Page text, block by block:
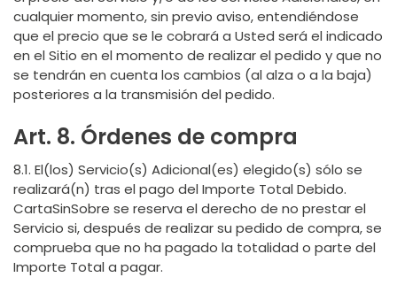
cualquier momento, sin previo aviso, entendiéndose
que el precio que se le cobrará a Usted será el indicado
en el Sitio en el momento de realizar el pedido y que no
se tendrán en cuenta los cambios (al alza o a la baja)
posteriores a la transmisión del pedido.
Art. 8. Órdenes de compra
8.1. El(los) Servicio(s) Adicional(es) elegido(s) sólo se
realizará(n) tras el pago del Importe Total Debido.
CartaSinSobre se reserva el derecho de no prestar el
Servicio si, después de realizar su pedido de compra, se
comprueba que no ha pagado la totalidad o parte del
Importe Total a pagar.